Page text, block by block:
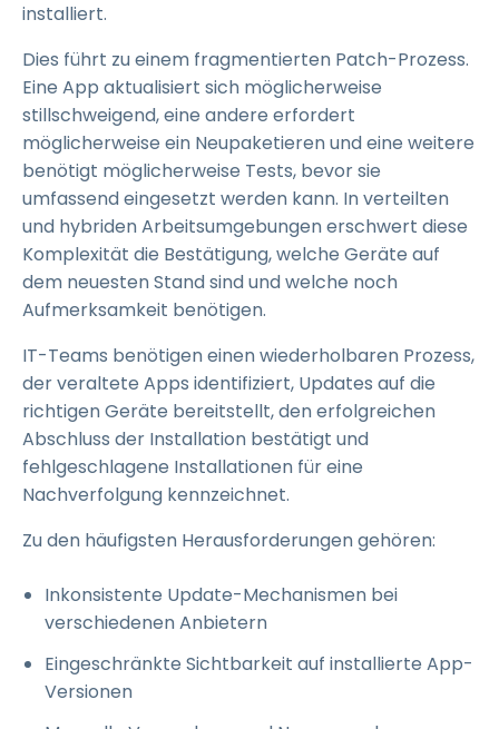
installiert.
Dies führt zu einem fragmentierten Patch-Prozess.
Eine App aktualisiert sich möglicherweise
stillschweigend, eine andere erfordert
möglicherweise ein Neupaketieren und eine weitere
benötigt möglicherweise Tests, bevor sie
umfassend eingesetzt werden kann. In verteilten
und hybriden Arbeitsumgebungen erschwert diese
Komplexität die Bestätigung, welche Geräte auf
dem neuesten Stand sind und welche noch
Aufmerksamkeit benötigen.
IT-Teams benötigen einen wiederholbaren Prozess,
der veraltete Apps identifiziert, Updates auf die
richtigen Geräte bereitstellt, den erfolgreichen
Abschluss der Installation bestätigt und
fehlgeschlagene Installationen für eine
Nachverfolgung kennzeichnet.
Zu den häufigsten Herausforderungen gehören:
Inkonsistente Update-Mechanismen bei
verschiedenen Anbietern
Eingeschränkte Sichtbarkeit auf installierte App-
Versionen